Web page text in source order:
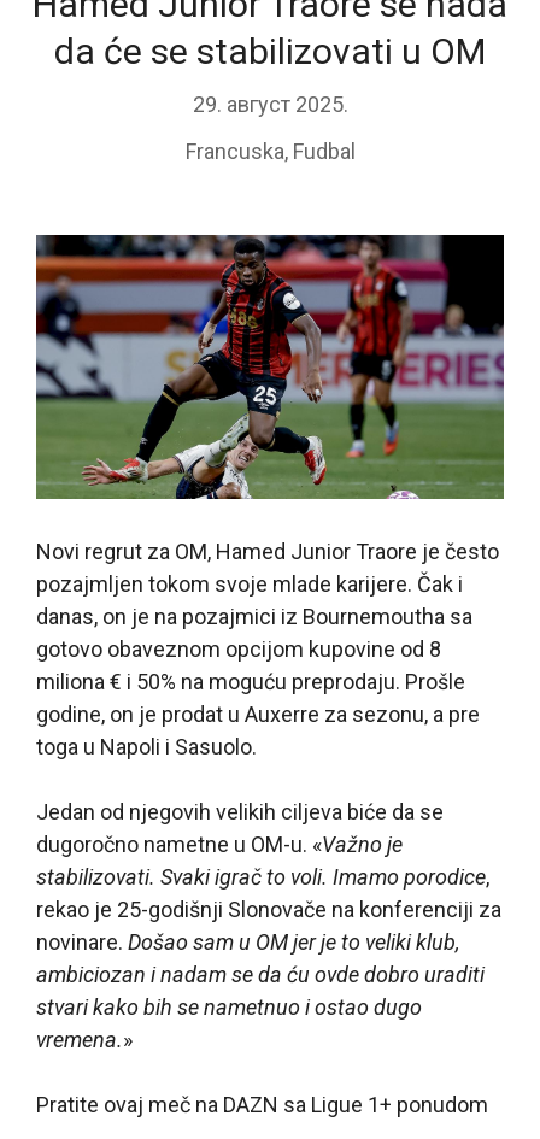
da će se stabilizovati u OM
29. август 2025.
Francuska, Fudbal
Novi regrut za OM, Hamed Junior Traore je često
pozajmljen tokom svoje mlade karijere. Čak i
danas, on je na pozajmici iz Bournemoutha sa
gotovo obaveznom opcijom kupovine od 8
miliona € i 50% na moguću preprodaju. Prošle
godine, on je prodat u Auxerre za sezonu, a pre
toga u Napoli i Sasuolo.
Jedan od njegovih velikih ciljeva biće da se
dugoročno nametne u OM-u. «Važno je
stabilizovati. Svaki igrač to voli. Imamo porodice,
rekao je 25-godišnji Slonovače na konferenciji za
novinare. Došao sam u OM jer je to veliki klub,
ambiciozan i nadam se da ću ovde dobro uraditi
stvari kako bih se nametnuo i ostao dugo
vremena.»
Pratite ovaj meč na DAZN sa Ligue 1+ ponudom